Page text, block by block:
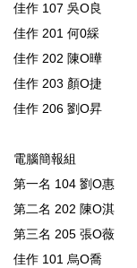
佳作 107 吳O良
佳作 201 何0綵
佳作 202 陳O曄
佳作 203 顏O捷
佳作 206 劉O昇
電腦簡報組
第一名 104 劉O惠
第二名 202 陳O淇
第三名 205 張O薇
佳作 101 烏O喬